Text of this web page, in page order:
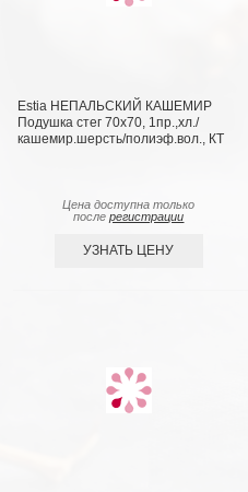
Estia НЕПАЛЬСКИЙ КАШЕМИР
Подушка стег 70х70, 1пр.,хл./
кашемир.шерсть/полиэф.вол., КТ
Цена доступна только
послерегистрации
УЗНАТЬ ЦЕНУ